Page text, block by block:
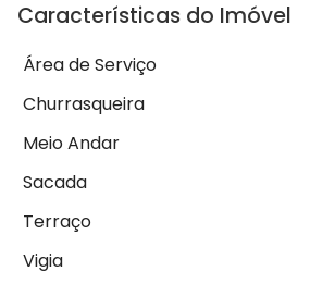
Características do Imóvel
Área de Serviço
Churrasqueira
Meio Andar
Sacada
Terraço
Vigia